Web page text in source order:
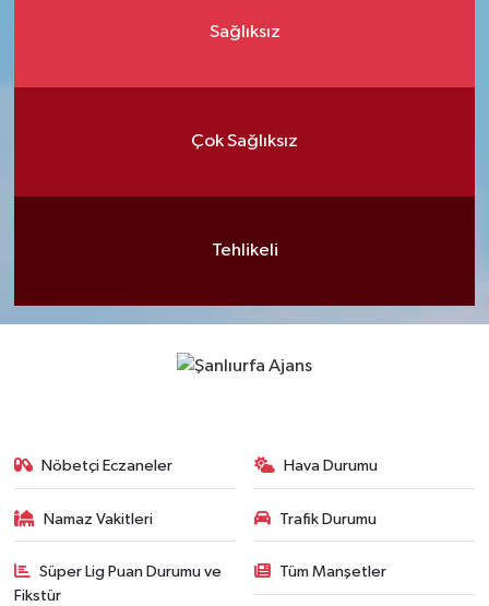
Sağlıksız
Çok Sağlıksız
Tehlikeli
Nöbetçi Eczaneler Hava Durumu
Namaz Vakitleri Trafik Durumu
Süper Lig Puan Durumu ve
Fikstür
Tüm Manşetler